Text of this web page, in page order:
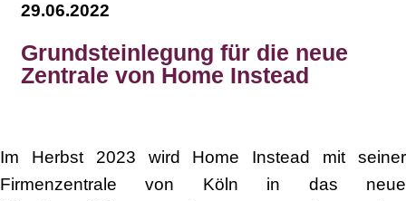
29.06.2022
Grundsteinlegung für die neue
Zentrale von Home Instead
Im Herbst 2023 wird Home Instead mit seiner
Firmenzentrale von Köln in das neue